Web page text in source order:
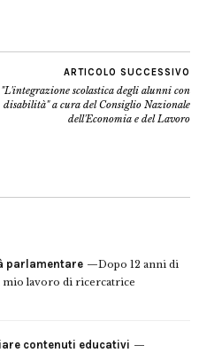
ARTICOLO SUCCESSIVO
"L'integrazione scolastica degli alunni con
disabilità" a cura del Consiglio Nazionale
dell'Economia e del Lavoro
parlamentare
Dopo 12 anni di
mio lavoro di ricercatrice
contenuti educativi